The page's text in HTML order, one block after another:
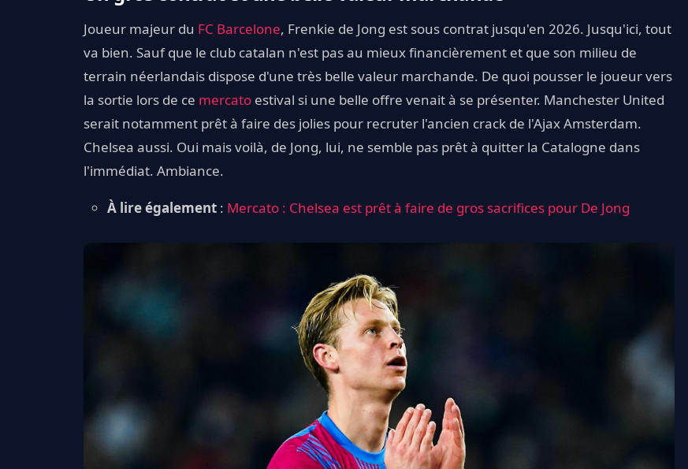
Joueur majeur du FC Barcelone, Frenkie de Jong est sous contrat jusqu'en 2026. Jusqu'ici, tout
va bien. Sauf que le club catalan n'est pas au mieux financièrement et que son milieu de
terrain néerlandais dispose d'une très belle valeur marchande. De quoi pousser le joueur vers
la sortie lors de ce mercato estival si une belle offre venait à se présenter. Manchester United
serait notamment prêt à faire des jolies pour recruter l'ancien crack de l'Ajax Amsterdam.
Chelsea aussi. Oui mais voilà, de Jong, lui, ne semble pas prêt à quitter la Catalogne dans
l'immédiat. Ambiance.
À lire également : Mercato : Chelsea est prêt à faire de gros sacrifices pour De Jong